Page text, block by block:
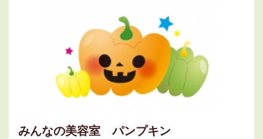
みんなの美容室 パンプキン